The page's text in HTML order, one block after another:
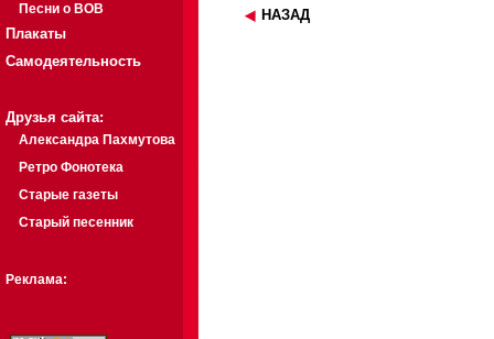
Песни о ВОВ
Плакаты
Самодеятельность
Друзья сайта:
Александра Пахмутова
Ретро Фонотека
Старые газеты
Старый песенник
Реклама:
НАЗАД